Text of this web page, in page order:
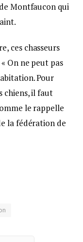
Montfaucon qui
ces chasseurs
On ne peut pas
Pour
chiens, il faut
le rappelle
la fédération de